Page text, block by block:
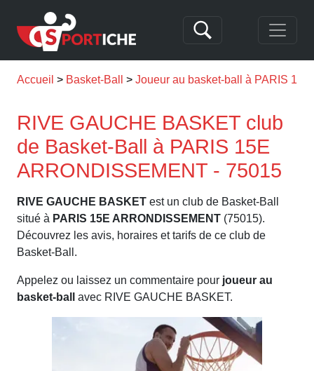
Accueil Basket-Ball Joueur au basket-ball à PARIS
RIVE GAUCHE BASKET club
de Basket-Ball à PARIS 15E
ARRONDISSEMENT - 75015
RIVE GAUCHE BASKET est un club de Basket-Ball
situé à PARIS 15E ARRONDISSEMENT (75015).
Découvrez les avis, horaires et tarifs de ce club de
Basket-Ball.
Appelez ou laissez un commentaire pour joueur au
basket-ball
avec RIVE GAUCHE BASKET.